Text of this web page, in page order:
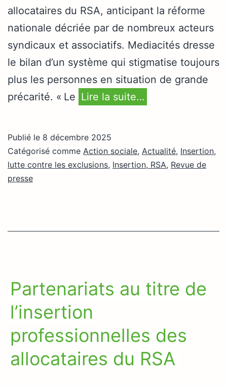
allocataires du RSA, anticipant la réforme
nationale décriée par de nombreux acteurs
syndicaux et associatifs. Mediacités dresse
le bilan d’un système qui stigmatise toujours
plus les personnes en situation de grande
précarité. « Le Lire la suite…
Publié le 8 décembre 2025
Catégorisé comme Action sociale, Actualité, Insertion,
lutte contre les exclusions, Insertion, RSA, Revue de
presse
Partenariats au titre de
l’insertion
professionnelles des
allocataires du RSA